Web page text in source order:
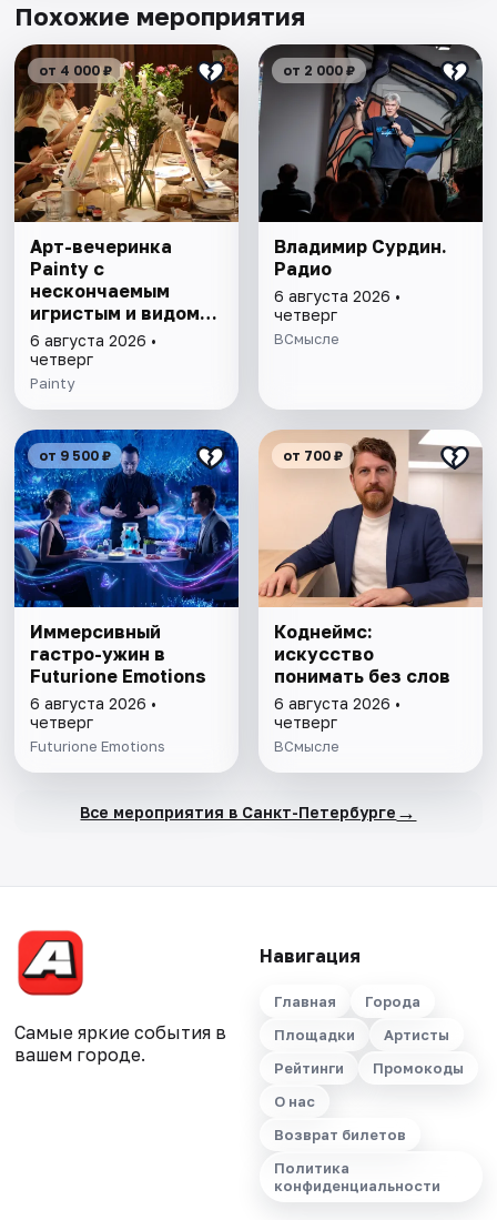
Похожие мероприятия
от 4 000 ₽
Арт-вечеринка
Painty с
нескончаемым
игристым и видом
на Театр им. Андрея
Миронова
6 августа 2026 •
четверг
Painty
от 2 000 ₽
Владимир Сурдин.
Радио
6 августа 2026 •
четверг
ВСмысле
от 9 500 ₽
Иммерсивный
гастро-ужин в
Futurione Emotions
6 августа 2026 •
четверг
Futurione Emotions
от 700 ₽
Коднеймс:
искусство
понимать без слов
6 августа 2026 •
четверг
ВСмысле
Все мероприятия в Санкт-Петербурге →
Самые яркие события в
вашем городе.
Навигация
Главная
Города
Площадки
Артисты
Рейтинги
Промокоды
О нас
Возврат билетов
Политика
конфиденциальности